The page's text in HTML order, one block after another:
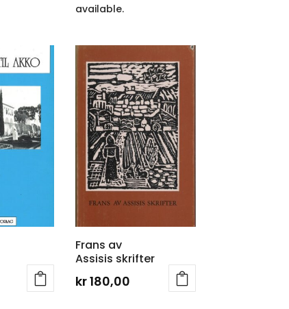
available.
Frans av
Assisis skrifter
kr180,00